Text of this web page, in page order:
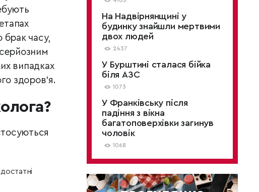
брак часу,
випадках
здоров’я.
На Надвірнянщині у
будинку знайшли мертвими
двох людей
2437
У Бурштині сталася бійка
біля АЗС
1073
У Франківську після
падіння з вікна
багатоповерхівки загинув
чоловік
1068